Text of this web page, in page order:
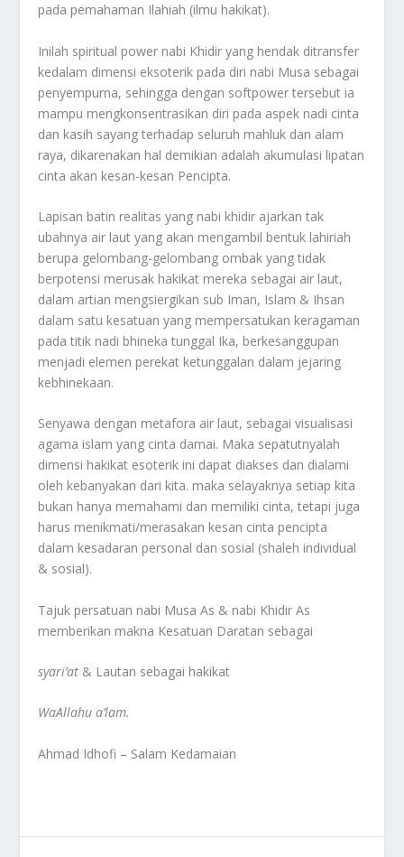
pada pemahaman Ilahiah (ilmu hakikat).
Inilah spiritual power nabi Khidir yang hendak ditransfer
kedalam dimensi eksoterik pada diri nabi Musa sebagai
penyempurna, sehingga dengan softpower tersebut ia
mampu mengkonsentrasikan diri pada aspek nadi cinta
dan kasih sayang terhadap seluruh mahluk dan alam
raya, dikarenakan hal demikian adalah akumulasi lipatan
cinta akan kesan-kesan Pencipta.
Lapisan batin realitas yang nabi khidir ajarkan tak
ubahnya air laut yang akan mengambil bentuk lahiriah
berupa gelombang-gelombang ombak yang tidak
berpotensi merusak hakikat mereka sebagai air laut,
dalam artian mengsiergikan sub Iman, Islam & Ihsan
dalam satu kesatuan yang mempersatukan keragaman
pada titik nadi bhineka tunggal Ika, berkesanggupan
menjadi elemen perekat ketunggalan dalam jejaring
kebhinekaan.
Senyawa dengan metafora air laut, sebagai visualisasi
agama islam yang cinta damai. Maka sepatutnyalah
dimensi hakikat esoterik ini dapat diakses dan dialami
oleh kebanyakan dari kita. maka selayaknya setiap kita
bukan hanya memahami dan memiliki cinta, tetapi juga
harus menikmati/merasakan kesan cinta pencipta
dalam kesadaran personal dan sosial (shaleh individual
& sosial).
Tajuk persatuan nabi Musa As & nabi Khidir As
memberikan makna Kesatuan Daratan sebagai
syari’at & Lautan sebagai hakikat
WaAllahu a’lam.
Ahmad Idhofi – Salam Kedamaian